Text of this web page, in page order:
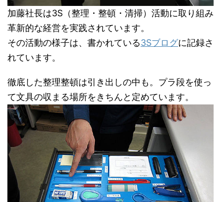
加藤社長は3S（整理・整頓・清掃）活動に取り組み
革新的な経営を実践されています。
その活動の様子は、書かれている3Sブログに記録さ
れています。
徹底した整理整頓は引き出しの中も。プラ段を使っ
て文具の収まる場所をきちんと定めています。